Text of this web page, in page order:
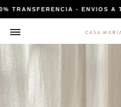
TRANSFERENCIA - ENVIOS